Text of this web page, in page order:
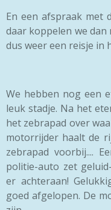
En een afspraak met
daar koppelen we dan
dus weer een reisje in
We hebben nog een
leuk stadje. Na het
het zebrapad over
motorrijder haalt de
zebrapad voorbij....
politie-auto zet
er achteraan!
goed afgelopen. De